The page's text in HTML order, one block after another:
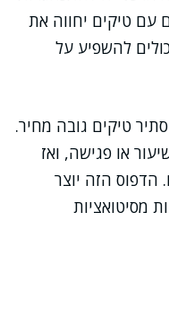
עם טיקים יחווה את
להשפיע על
טיקים גובה מחיר.
או פגישה, ואז
הדפוס הזה יוצר
מסיטואציות